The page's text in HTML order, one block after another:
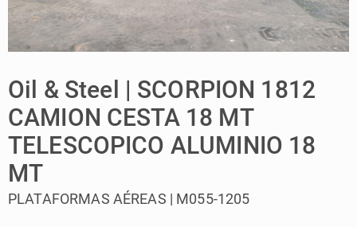
Oil & Steel | SCORPION 1812
CAMION CESTA 18 MT
TELESCOPICO ALUMINIO 18
MT
PLATAFORMAS AÉREAS | M055-1205